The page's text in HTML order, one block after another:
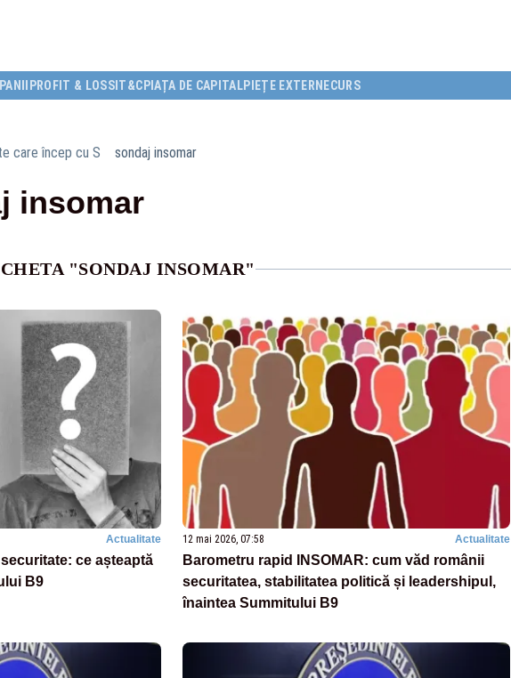
PROFIT & LOSS IT&C PIAȚA DE CAPITALPIEȚE EXTERNECURS
care încep cu S sondaj insomar
insomar
"SONDAJ INSOMAR"
Actualitate
ce așteaptă
B9
12 mai 2026, 07:58 Actualitate
Barometru rapid INSOMAR: cum văd românii
securitatea, stabilitatea politică și leadershipul,
înaintea Summitului B9